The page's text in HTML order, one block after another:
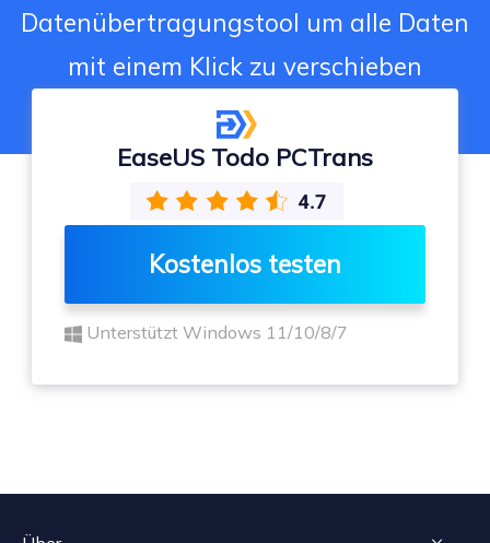
Datenübertragungstool um alle Daten
mit einem Klick zu verschieben
EaseUS Todo PCTrans
Kostenlos testen
Unterstützt Windows 11/10/8/7